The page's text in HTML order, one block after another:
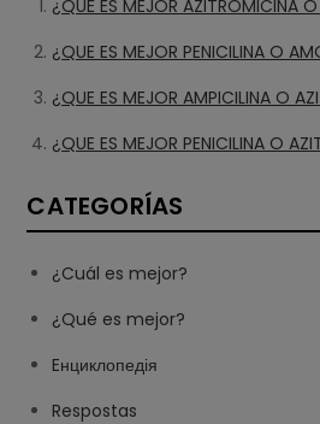
¿QUÉ ES MEJOR AZITROMICINA
¿QUE ES MEJOR PENICILINA O
¿QUE ES MEJOR AMPICILINA O
¿QUE ES MEJOR PENICILINA O
CATEGORÍAS
¿Cuál es mejor?
¿Qué es mejor?
Eнциклопедія
Respostas